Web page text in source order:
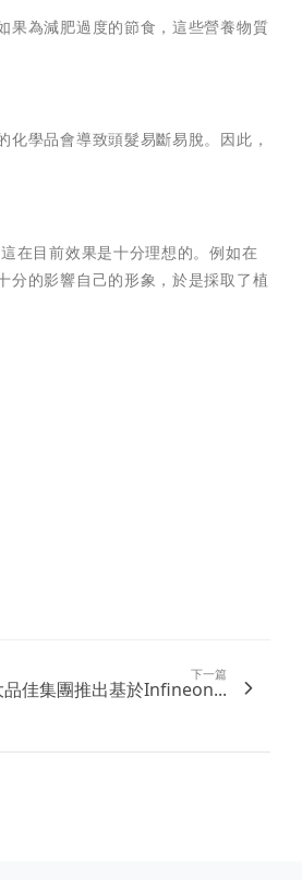
果為減肥過度的節食，這些營養物質
學品會導致頭髮易斷易脫。因此，
在目前效果是十分理想的。例如在
分的影響自己的形象，於是採取了植
下一篇
品佳集團推出基於Infineon...